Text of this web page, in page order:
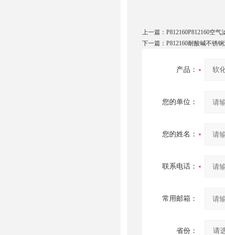
上一篇： P812160P812160空气
下一篇： P812160耐酸碱不锈
产品：
您的单位：
您的姓名：
联系电话：
常用邮箱：
省份：